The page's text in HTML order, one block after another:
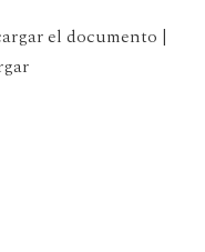
el documento |